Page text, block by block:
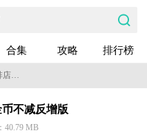
合集 攻略 排行榜
老爹摩卡咖啡店金币不减反增版
不减反增版
40.79 MB